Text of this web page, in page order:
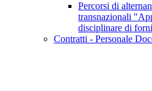
Percorsi di
transnazionali
disciplinare di
Contratti - Personale